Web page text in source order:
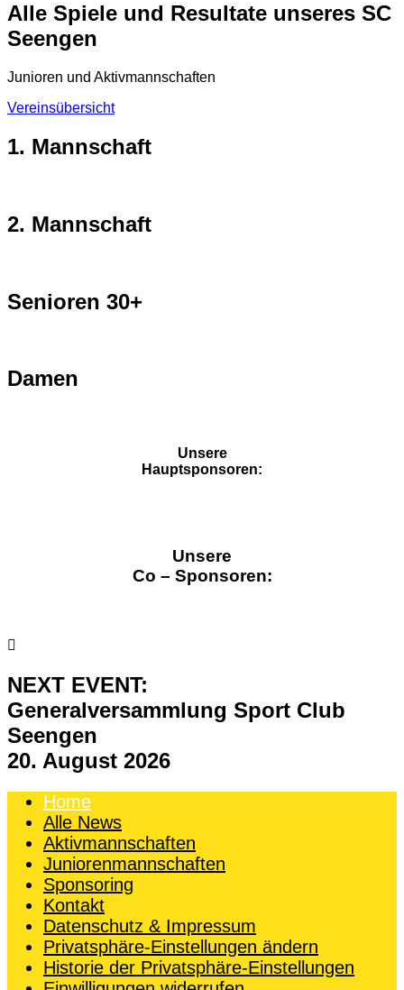
Alle Spiele und Resultate unseres SC
Seengen
Junioren und Aktivmannschaften
Vereinsübersicht
1. Mannschaft
2. Mannschaft
Senioren 30+
Damen
Unsere
Hauptsponsoren:
Unsere
Co – Sponsoren:

NEXT EVENT:
Generalversammlung Sport Club
Seengen
20. August 2026
Home
Alle News
Aktivmannschaften
Juniorenmannschaften
Sponsoring
Kontakt
Datenschutz & Impressum
Privatsphäre-Einstellungen ändern
Historie der Privatsphäre-Einstellungen